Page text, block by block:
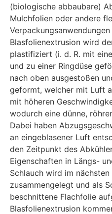
(biologische abbaubare)
Mulchfolien oder andere
Blasfolienextrusion wird
plastifiziert (i. d. R. mit
und zu einer Ringdüse
nach oben ausgestoßen
geformt, welcher mit Luft
mit höheren
wodurch eine dünne,
Dabei haben
an eingeblasener Luft
den Zeitpunkt des
Eigenschaften in Längs-
Schlauch wird im
zusammengelegt und als
beschnittene Flachfolie
Blasfolienextrusion